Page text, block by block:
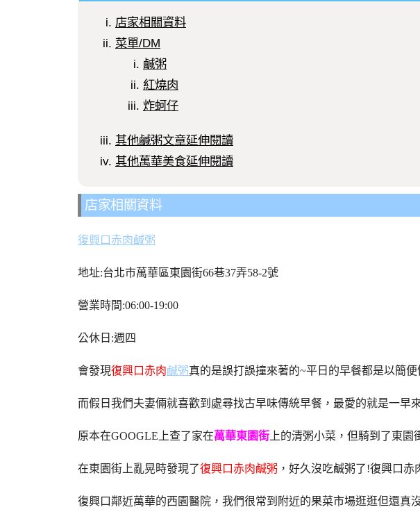
店家相關資料
菜單/DM
鹹粥
紅燒肉
炸蚵仔
其他鹹粥文章延伸閱讀
其他萬華美食延伸閱讀
店家相關資料
復興口赤肉鹹粥
地址:台北市萬華區東園街66巷37弄58-2號
營業時間:06:00-19:00
公休日:週四
會發現復興口赤肉鹹粥真的是誤打誤撞來著的~平日的早餐都是以簡
而假日我們夫妻倆就喜歡到處尋找古早味傳統早餐，最愛的就是一早
原本在GOOGLE上查了家在萬華東園街 上的清粥小菜，但騎到了東園
在東園街上亂晃時發現了復興口赤肉鹹粥 ，好久沒吃鹹粥了!復興口
復興口鄰近萬華的西園醫院，我們很常到附近的果菜市場逛逛但還真